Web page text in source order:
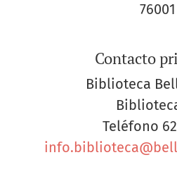
76001
Contacto
Biblioteca
Teléfono